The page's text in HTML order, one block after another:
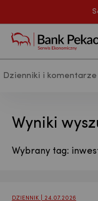
Dzienniki i komentarze
Wyniki
Wyniki
Wybrany tag:
DZIENNIK | 24.07.2026